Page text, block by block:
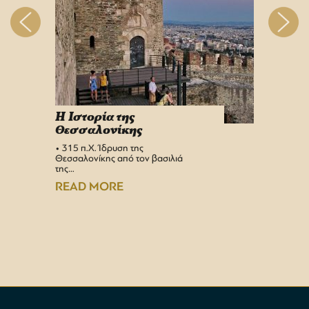
H Iστορία της
Θεσσαλονίκης
• 315 π.Χ. Ίδρυση της
Θεσσαλονίκης από τον βασιλιά
της…
READ MORE